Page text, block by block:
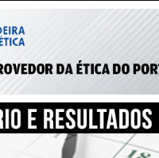
Centro de Formação Portimonense SC -
Portimonense
Estádio Bela Vista
12 - 0